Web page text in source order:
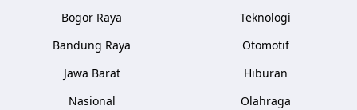
Bogor Raya
Bandung Raya
Jawa Barat
Nasional
Teknologi
Otomotif
Hiburan
Olahraga